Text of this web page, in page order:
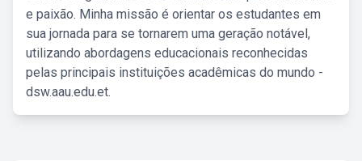
e paixão. Minha missão é orientar os estudantes em
sua jornada para se tornarem uma geração notável,
utilizando abordagens educacionais reconhecidas
pelas principais instituições acadêmicas do mundo -
dsw.aau.edu.et.